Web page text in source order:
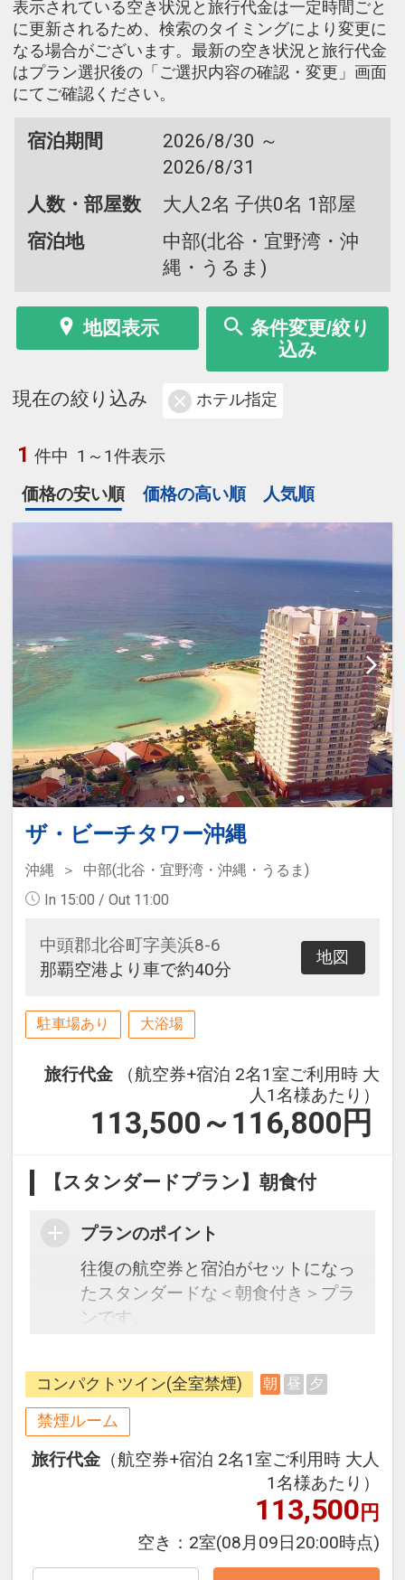
表示されている空き状況と旅行代金は一定時間ごと
に更新されるため、検索のタイミングにより変更に
なる場合がございます。最新の空き状況と旅行代金
はプラン選択後の「ご選択内容の確認・変更」画面
にてご確認ください。
宿泊期間
2026/8/30 ～
2026/8/31
人数・部屋数
大人2名 子供0名 1部屋
宿泊地
中部(北谷・宜野湾・沖
縄・うるま)
地図表示
条件変更/絞り
込み
現在の絞り込み ホテル指定
1 件中 1～1件表示
価格の安い順
価格の高い順 人気順
ザ・ビーチタワー沖縄
沖縄
中部(北谷・宜野湾・沖縄・うるま)
In 15:00 / Out 11:00
中頭郡北谷町字美浜8-6
那覇空港より車で約40分
地図
駐車場あり 大浴場
旅行代金
（航空券+宿泊 2名1室ご利用時 大
人1名様あたり）
113,500～116,800 円
【スタンダードプラン】朝食付
プランのポイント
往復の航空券と宿泊がセットになっ
たスタンダードな＜朝食付き＞プラ
ンです。
できるダイナミックパッケージだか
ら、一都市滞在はもちろん周遊旅行
にも最適！
旅行期間中の1泊だけの宿泊や延
泊・飛び泊なども自由自在です。
フライトは、安心のJAL（または
JALグループ）確約！フライトマイ
ル50%貯まります。
コンパクトツイン(全室禁煙) 朝 昼 夕
禁煙ルーム
旅行代金 （航空券+宿泊 2名1室ご利用時 大人
1名様あたり）
113,500円
空き： 2室(08月09日20:00時点)